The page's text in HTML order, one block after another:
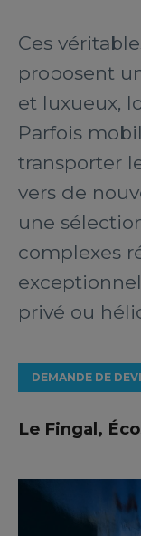
Ces
proposent
et luxueux,
Parfois
transporter
vers de
une
complexes
privé ou
DEMANDE DE
Le Fingal,